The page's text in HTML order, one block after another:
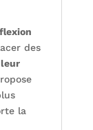
des
la